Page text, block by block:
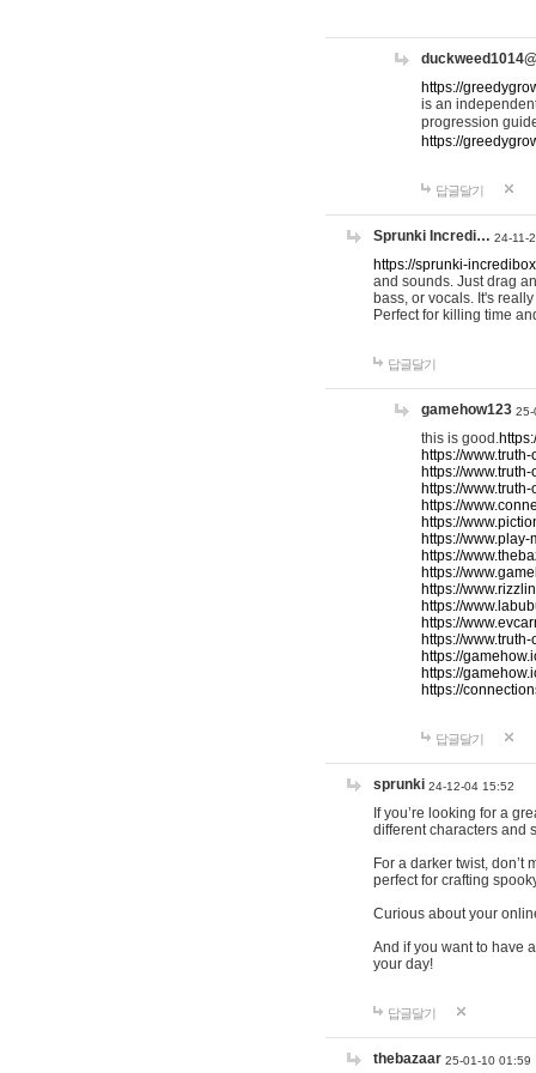
https://
is an
progression
https://
답글달기
Sprunki Incredi… 24-11-
https://sprunki-
and sounds. Just drag
bass, or vocals. It's
Perfect for killing time
답글달기
gamehow123 25-
this is good.
https://
https://
https://
https://
https://
https://
https://
https://
https://
https://
https://
https://
https://
https://
https://
답글달기
sprunki 24-12-04 15:52
If you’re looking for a
different characters and
For a darker twist, don’t
perfect for crafting
Curious about your
And if you want to have
your day!
답글달기
thebazaar 25-01-10 01:59